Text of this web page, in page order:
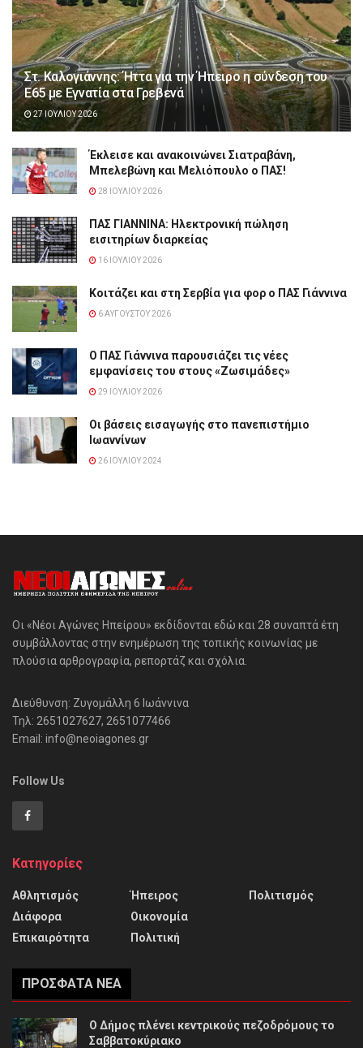
Στ. Καλογιάννης: Ήττα για την Ήπειρο η σύνδεση του
Ε65 με Εγνατία στα Γρεβενά
27 ΙΟΥΛΊΟΥ 2026
Έκλεισε και ανακοινώνει Σιατραβάνη,
Μπελεβώνη και Μελιόπουλο ο ΠΑΣ!
28 ΙΟΥΛΊΟΥ 2026
ΠΑΣ ΓΙΑΝΝΙΝΑ: Hλεκτρονική πώληση
εισιτηρίων διαρκείας
16 ΙΟΥΛΊΟΥ 2026
Κοιτάζει και στη Σερβία για φορ ο ΠΑΣ Γιάννινα
6 ΑΥΓΟΎΣΤΟΥ 2026
Ο ΠΑΣ Γιάννινα παρουσιάζει τις νέες
εμφανίσεις του στους «Ζωσιμάδες»
29 ΙΟΥΛΊΟΥ 2026
Οι βάσεις εισαγωγής στο πανεπιστήμιο
Ιωαννίνων
26 ΙΟΥΛΊΟΥ 2024
Οι «Νέοι Αγώνες Ηπείρου» εκδίδονται εδώ και 28 συναπτά έτη
συμβάλλοντας στην ενημέρωση της τοπικής κοινωνίας με
πλούσια αρθρογραφία, ρεπορτάζ και σχόλια.
Διεύθυνση: Ζυγομάλλη 6 Ιωάννινα
Τηλ: 2651027627, 2651077466
Email: info@neoiagones.gr
Follow Us
Κατηγορίες
Αθλητισμός
Διάφορα
Επικαιρότητα
Ήπειρος
Οικονομία
Πολιτική
Πολιτισμός
ΠΡΌΣΦΑΤΑ ΝΈΑ
Ο Δήμος πλένει κεντρικούς πεζοδρόμους το
Σαββατοκύριακο